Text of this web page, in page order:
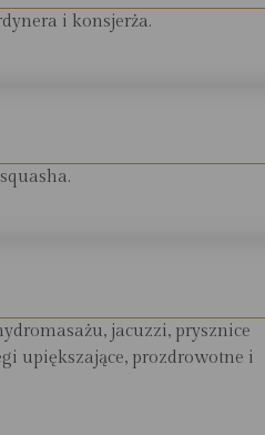
i konsjerża.
jacuzzi, prysznice
upiększające, prozdrowotne i